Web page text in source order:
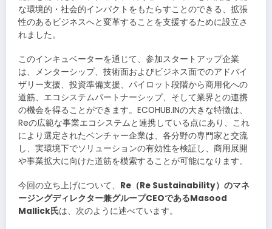
な環境的・社会的インパクトをもたらすことのできる、拡張
性のあるビジネスへと変革することを支援するために設立さ
れました。
このインキュベーターを通じて、参加スタートアップ企業
は、メンターシップ、技術面およびビジネス面でのアドバイ
ザリー支援、投資準備支援、パイロット段階から商用化への
道筋、エコシステムパートナーシップ、そして業界との連携
の機会を得ることができます。ECOHUB.INの大きな特徴は、
Reの広範な事業エコシステムと連携している点にあり、これ
により選定されたベンチャー企業は、各分野の専門家と交流
し、実環境下でソリューションの有効性を検証し、商用展開
や事業拡大に向けた道筋を模索することが可能になります。
今回の立ち上げについて、 Re（Re Sustainability）のマネ
ージングディレクター兼グループCEOであるMasood
Mallick氏は、次のように述べています。